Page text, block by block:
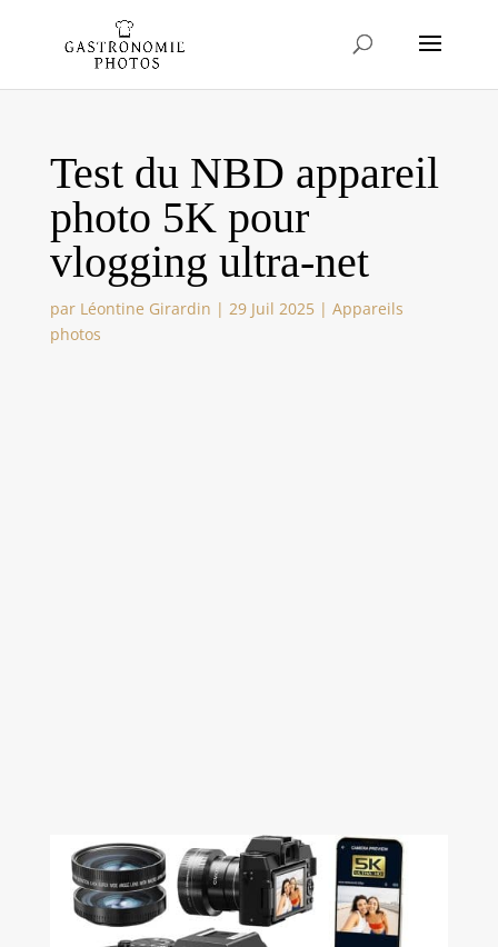
Test du NBD appareil
photo 5K pour
vlogging ultra-net
par Léontine Girardin | 29 Juil 2025| Appareils
photos